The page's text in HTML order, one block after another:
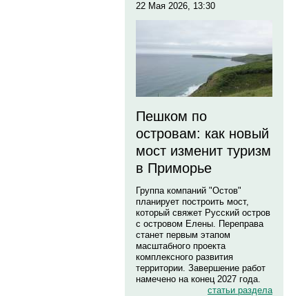
22 Мая 2026, 13:30
Пешком по
островам: как новый
мост изменит туризм
в Приморье
Группа компаний "Остов"
планирует построить мост,
который свяжет Русский остров
с островом Елены. Переправа
станет первым этапом
масштабного проекта
комплексного развития
территории. Завершение работ
намечено на конец 2027 года.
статьи раздела